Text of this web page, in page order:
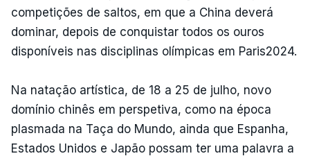
competições de saltos, em que a China deverá
dominar, depois de conquistar todos os ouros
disponíveis nas disciplinas olímpicas em Paris2024.
Na natação artística, de 18 a 25 de julho, novo
domínio chinês em perspetiva, como na época
plasmada na Taça do Mundo, ainda que Espanha,
Estados Unidos e Japão possam ter uma palavra a